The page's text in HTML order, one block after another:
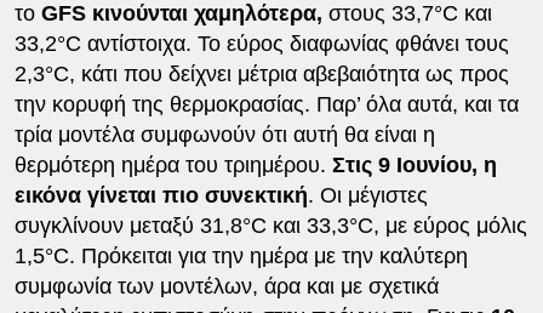
το GFS κινούνται χαμηλότερα, στους 33,7°C και
33,2°C αντίστοιχα. Το εύρος διαφωνίας φθάνει τους
2,3°C, κάτι που δείχνει μέτρια αβεβαιότητα ως προς
την κορυφή της θερμοκρασίας. Παρ’ όλα αυτά, και τα
τρία μοντέλα συμφωνούν ότι αυτή θα είναι η
θερμότερη ημέρα του τριημέρου. Στις 9 Ιουνίου, η
εικόνα γίνεται πιο συνεκτική. Οι μέγιστες
συγκλίνουν μεταξύ 31,8°C και 33,3°C, με εύρος μόλις
1,5°C. Πρόκειται για την ημέρα με την καλύτερη
συμφωνία των μοντέλων, άρα και με σχετικά